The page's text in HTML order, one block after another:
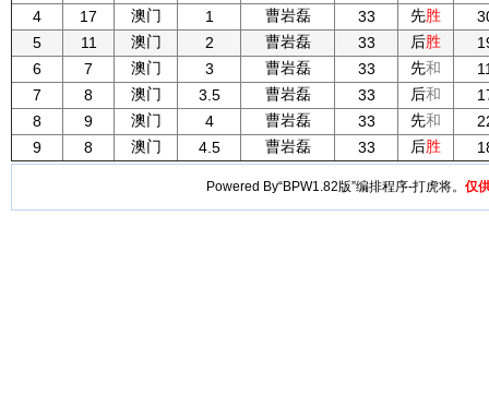
4
17 澳门 1 曹岩磊 33 先胜
5
11 澳门 2 曹岩磊 33 后胜
6
7 澳门 3 曹岩磊 33 先和
7
8 澳门 3.5 曹岩磊 33 后和
8
9 澳门 4 曹岩磊 33 先和
9
8 澳门 4.5 曹岩磊 33 后胜
Powered By“BPW1.82版”编排程序-打虎将。 仅